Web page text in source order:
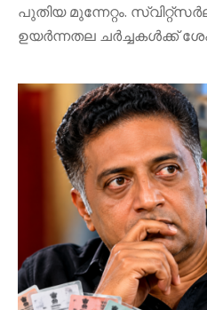
പുതിയ മുന്നേറ്റം.
ഉയർന്നതല ചർച്ചകൾക്ക്